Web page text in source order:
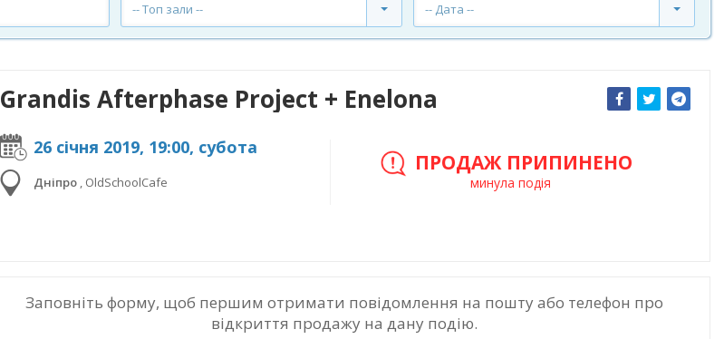
-- Топ зали -- -- Дата --
Grandis Afterphase Project + Enelona
26 січня 2019, 19:00, субота
Дніпро , OldSchoolCafe
ПРОДАЖ ПРИПИНЕНО
минула подія
Заповніть форму, щоб першим отримати повідомлення на пошту або телефон про
відкриття продажу на дану подію.